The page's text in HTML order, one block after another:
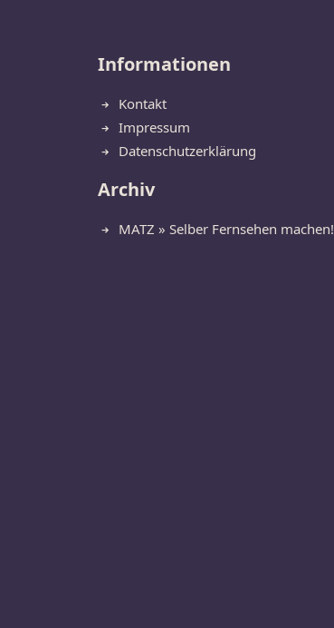
Informationen
Kontakt
Impressum
Datenschutzerklärung
Archiv
MATZ » Selber Fernsehen machen!